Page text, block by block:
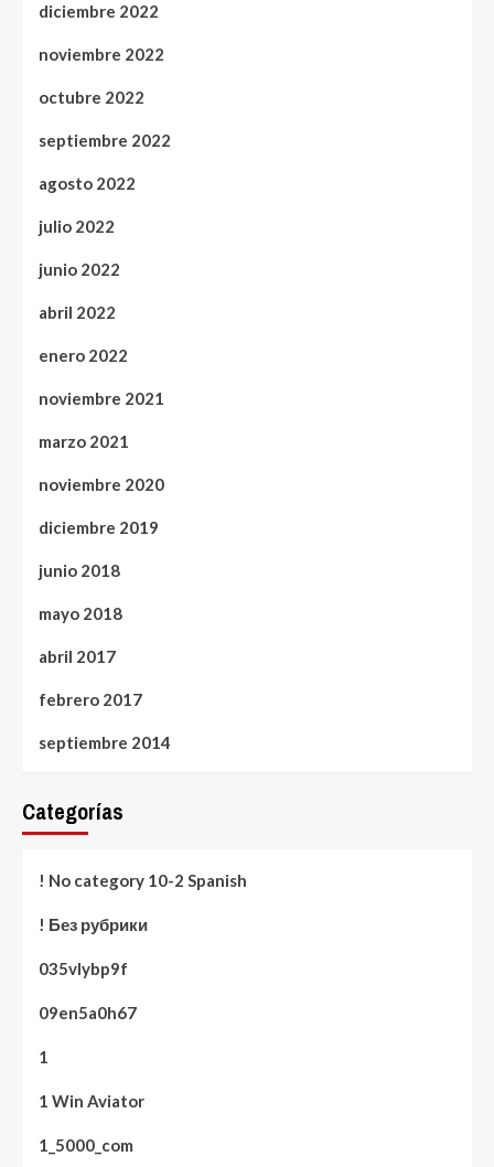
diciembre 2022
noviembre 2022
octubre 2022
septiembre 2022
agosto 2022
julio 2022
junio 2022
abril 2022
enero 2022
noviembre 2021
marzo 2021
noviembre 2020
diciembre 2019
junio 2018
mayo 2018
abril 2017
febrero 2017
septiembre 2014
Categorías
! No category 10-2 Spanish
! Без рубрики
035vlybp9f
09en5a0h67
1
1 Win Aviator
1_5000_com